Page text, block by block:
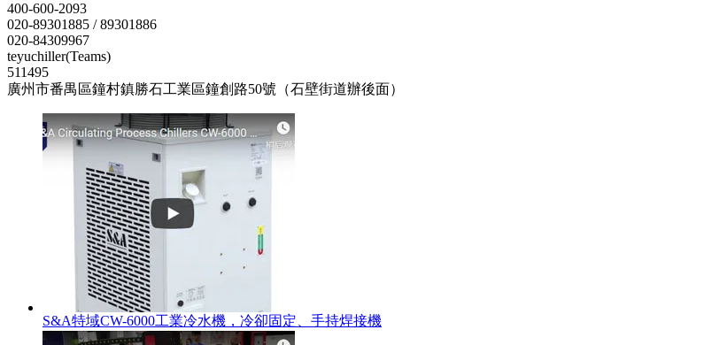
400-600-2093
020-89301885 / 89301886
020-84309967
teyuchiller(Teams)
511495
廣州市番禺區鐘村鎮勝石工業區鐘創路50號（石壁街道辦後面）
S&A特域CW-6000工業冷水機，冷卻固定、手持焊接機